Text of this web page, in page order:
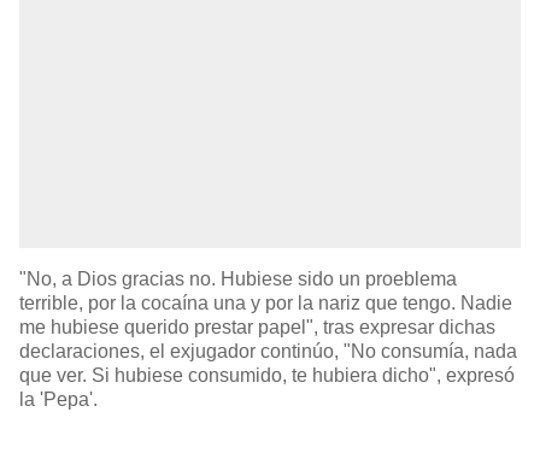
"No, a Dios gracias no. Hubiese sido un proeblema
terrible, por la cocaína una y por la nariz que tengo. Nadie
me hubiese querido prestar papel", tras expresar dichas
declaraciones, el exjugador continúo, "No consumía, nada
que ver. Si hubiese consumido, te hubiera dicho", expresó
la 'Pepa'.